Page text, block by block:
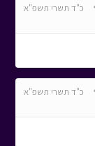
כ"ד תשרי תשפ"א
כ"ד תשרי תשפ"א